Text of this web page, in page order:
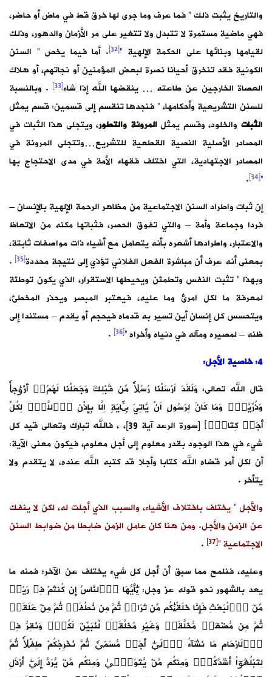
والتاريخ يثبت ذلك ” فما عرف وما جرى لها خرق قط في ماض أو حاضر،
فهي ماضية مستمرة لا تتبدل ولا تتغير على مر الأزمان والدهور، وذلك
لقيامها وبنائها على الحكمة الإلهية “[32]
. أما فيما يخص ” السنن
الكونية فقد تنخرق أحيانا نصرة لبعض المؤمنين أو نجاتهم، أو هلاك
العصاة الخارجين عن طاعته … ينقضها الله إذا شاء[33]
. وبالنسبة
للسنن التشريعية وأحكامها، ” فنجدها تنقسم إلى قسمين: قسم يمثل
الثباتوالخلود، وقسم يمثلالمرونة والتطور، ويتجلى هذا الثبات في
المصادر الأصلية النصية القطعية للتشريع…وتتجلى المرونة في
المصادر الاجتهادية، التي اختلف فقهاء الأمة في مدى الاحتجاج بها
“
[34]
.
إن ثبات واطراد السنن الاجتماعية من مظاهر الرحمة الإلهية بالإنسان –
فردا وجماعة وأمة – والتي تفوق الحصر، فثباتها مكنه من الاتعاظ
والاعتبار، واطرادها أشعره بأنه يتعامل مع أشياء ذات مواصفات ثابتة،
بمعنى أنه عرف أن مباشرة الفعل الفلاني تؤذي إلى نتيجة محددة[35]
.
وبهذا ” تثبت النفس وتطمئن ويحيطها الاستقرار، الذي يكون توطئة
لمعرفة ما لكل امرئ وما عليه، فيعتبر المبصر ويحذر المخطئ،
ويتحسس كل إنسان أين تسير به قدماه فيحجم أو يقدم – مستندا إلى
ظنه – لمصيره ومآله في دنياه وأخراه “[36]
.
4: خاصية الأجل:
قال الله تعالى: وَلَقَدَ اَرْسَلْنَا رُسُلاٗ مِّن قَبْلِكَ وَجَعَلْنَا لَهُمُۥٓ أَزْوَٰجاٗ
وَذُرِّيَّةٗۖ وَمَا كَانَ لِرَسُولٍ اَنْ يَّاتِيَ بِـَٔايَةٍ اِلَّا بِإِذْنِ اِ۬للَّهِۖ لِكُلِّ
أَجَلٖ كِتَابٞۖ﴾ [سورة الرعد آية 39]، ، فالله تبارك وتعالى قيد كل
شيء في هذا الوجود بقدر معلوم إلى أجل معلوم، فيكون معنى الآية:
أن لكل أمر قضاه الله كتابا وأجلا قد كتبه الله عنده، لا يتقدم ولا
يتأخر .
والأجل ” يختلف باختلاف الأشياء، والسبب الذي أجلت له، لكن لا ينفك
عن الزمن والأجل. ومن هنا كان عامل الزمن ضابطا من ضوابط السنن
الاجتماعية “[37]
.
وعليه، فنلمح مما سبق أن أجل كل شيء يختلف عن الآخر؛ فمنه ما
يعد بالشهور نحو قوله عز وجل: يَٰٓأَيُّهَا اَ۬لنَّاسُ إِن كُنتُمْ فِے رَيْبٖ
مِّنَ اَ۬لْبَعْثِ فَإِنَّا خَلَقْنَٰكُم مِّن تُرَابٖ ثُمَّ مِن نُّطْفَةٖ ثُمَّ مِنْ عَلَقَةٖ
ثُمَّ مِن مُّضْغَةٖ مُّخَلَّقَةٖ وَغَيْرِ مُخَلَّقَةٖ لِّنُبَيِّنَ لَكُمْۖ وَنُقِرُّ فِے
اِ۬لَارْحَامِ مَا نَشَآءُ اِ۪لَيٰٓ أَجَلٖ مُّسَمّيٗ ثُمَّ نُخْرِجُكُمْ طِفْلاٗ ثُمَّ
لِتَبْلُغُوٓاْ أَشُدَّكُمْۖ وَمِنكُم مَّنْ يُّتَوَفّ۪يٰ وَمِنكُم مَّنْ يُّرَدُّ إِلَيٰٓ أَرْذَلِ